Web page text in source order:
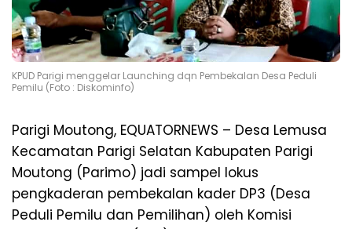
KPUD Parigi menggelar Launching dqn Pembekalan Desa Peduli
Pemilu (Foto : Diskominfo)
Parigi Moutong, EQUATORNEWS – Desa Lemusa
Kecamatan Parigi Selatan Kabupaten Parigi
Moutong (Parimo) jadi sampel lokus
pengkaderan pembekalan kader DP3 (Desa
Peduli Pemilu dan Pemilihan) oleh Komisi